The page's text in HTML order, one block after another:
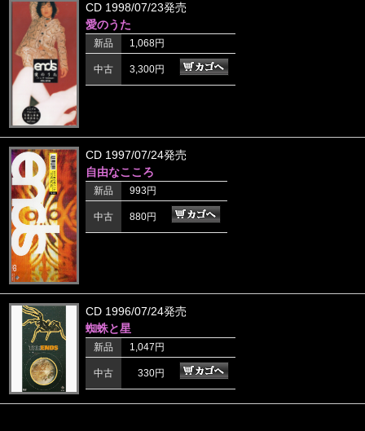
CD 1998/07/23発売
愛のうた
新品 1,068円
中古 3,300円
CD 1997/07/24発売
自由なこころ
新品 993円
中古 880円
CD 1996/07/24発売
蜘蛛と星
新品 1,047円
中古 330円